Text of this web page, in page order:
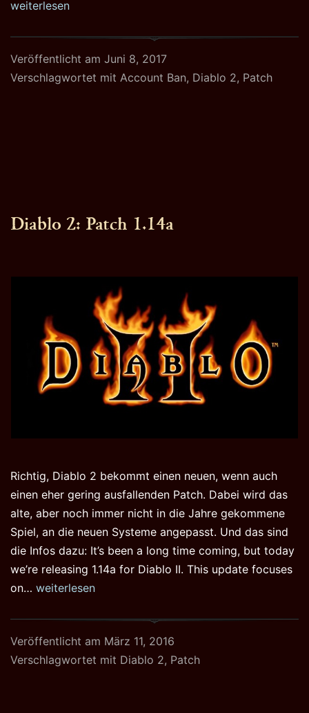
nach
weiterlesen
Veröffentlicht am Juni 8, 2017
Verschlagwortet mit Account Ban, Diablo 2, Patch
Diablo 2: Patch 1.14a
Richtig, Diablo 2 bekommt einen neuen, wenn auch
einen eher gering ausfallenden Patch. Dabei wird das
alte, aber noch immer nicht in die Jahre gekommene
Spiel, an die neuen Systeme angepasst. Und das sind
die Infos dazu: It’s been a long time coming, but today
we’re releasing 1.14a for Diablo II. This update focuses
on… Diablo
Patch
1.14a
weiterlesen
Veröffentlicht am März 11, 2016
Verschlagwortet mit Diablo 2, Patch